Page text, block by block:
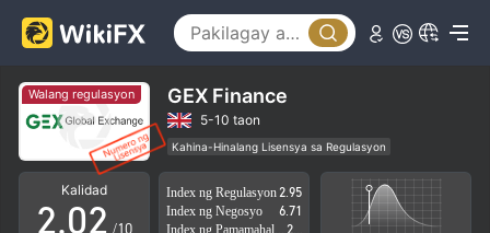
Walang regulasyon GEX Finance
5-10 taon
Kahina-Hinalang Lisensya sa Regulasyon
Kahina-hinalang saklaw ng Negosyo
Mataas na potensyal na peligro
Kalidad
0
1
2.0
0
1
2 /10
Index ng Regulasyon 2.95
Index ng Negosyo
6.71
2.83